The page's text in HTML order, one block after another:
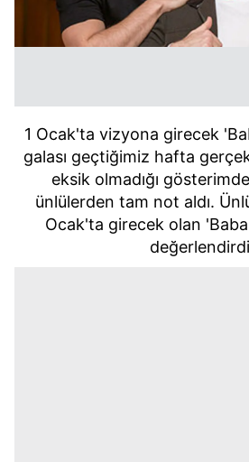
1 Ocak'ta vizyona girecek
galası geçtiğimiz hafta
eksik olmadığı
ünlülerden tam not aldı.
Ocak'ta girecek olan 'Baba